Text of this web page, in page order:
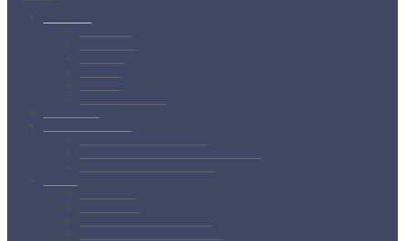
Albánsko
Bratislava
Juniorát
Brehov
Levoča
Spišský Štvrtok
Povolanie
Svätý František
Životopis sv. Františka
Chronológia života sv. Františka
Testament sv. Františka